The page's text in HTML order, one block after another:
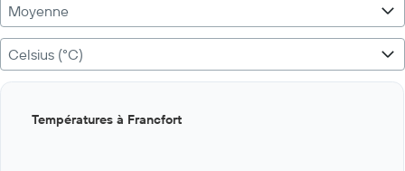
Moyenne
Celsius (°C)
graphic.Températures à Francfort